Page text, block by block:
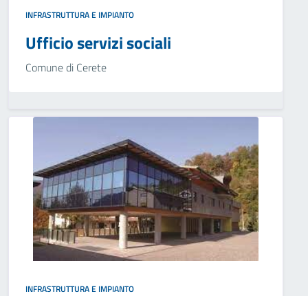
INFRASTRUTTURA E IMPIANTO
Ufficio servizi sociali
Comune di Cerete
INFRASTRUTTURA E IMPIANTO